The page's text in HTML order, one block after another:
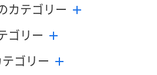
カテゴリー
ゴリー
ゴリー